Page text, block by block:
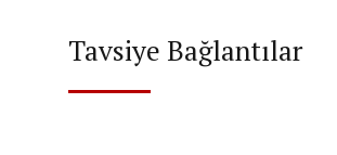
Tavsiye Bağlantılar